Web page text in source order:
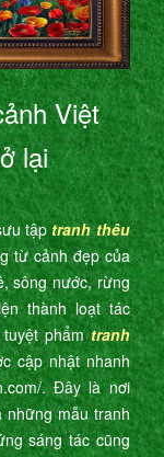
Việt
lại
tậptranh thêu
từ cảnh đẹp của
sông nước, rừng
thành loạt tác
tuyệt phẩmtranh
cập nhật nhanh
. Đây là nơi
những mẫu tranh
sáng tác cũng